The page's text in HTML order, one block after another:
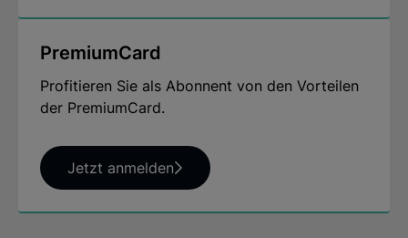
PremiumCard
Profitieren Sie als Abonnent von den Vorteilen
der PremiumCard.
Jetzt anmelden